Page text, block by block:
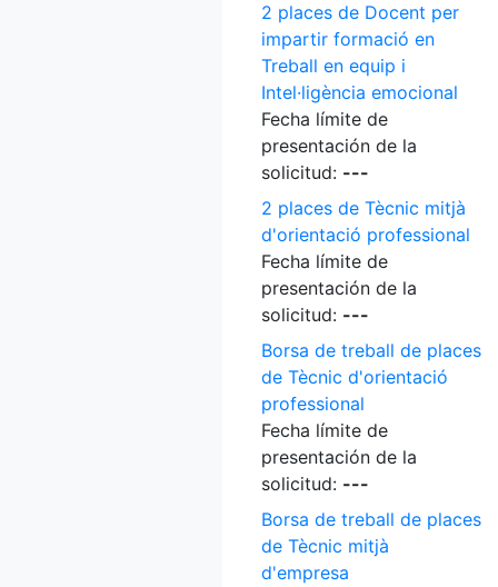
2 places de Docent per
impartir formació en
Treball en equip i
Intel·ligència emocional
Fecha límite de
presentación de la
solicitud: ---
2 places de Tècnic mitjà
d'orientació professional
Fecha límite de
presentación de la
solicitud: ---
Borsa de treball de places
de Tècnic d'orientació
professional
Fecha límite de
presentación de la
solicitud: ---
Borsa de treball de places
de Tècnic mitjà
d'empresa